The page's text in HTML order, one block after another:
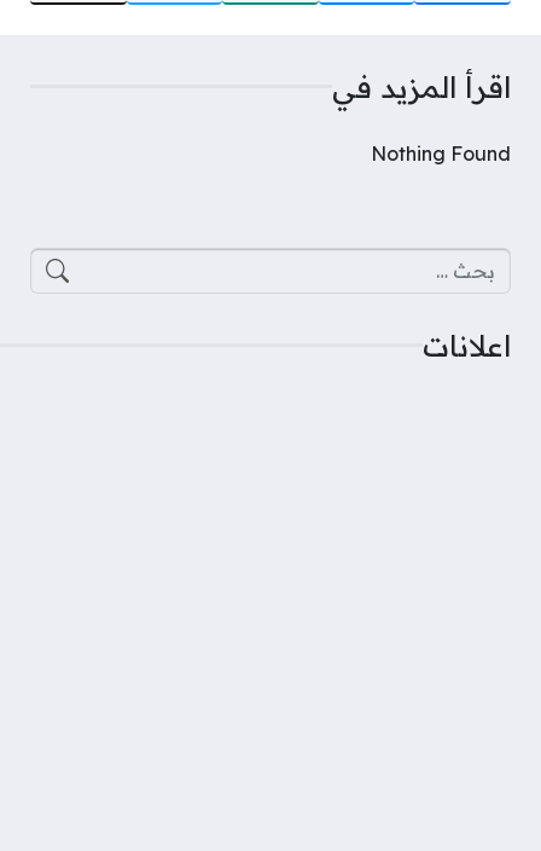
اقرأ المزيد في
Nothing Found
البحث عن:
اعلانات